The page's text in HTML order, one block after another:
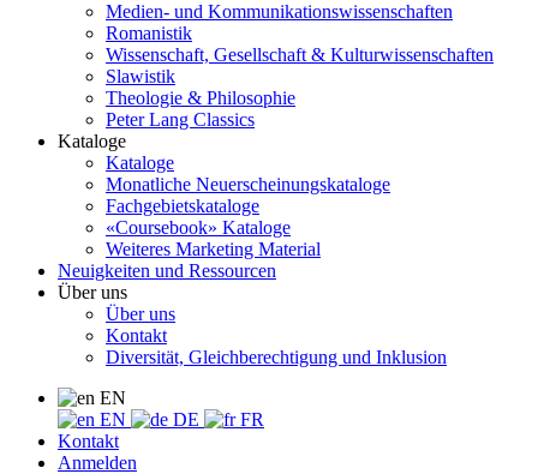
Medien- und Kommunikationswissenschaften
Romanistik
Wissenschaft, Gesellschaft & Kulturwissenschaften
Slawistik
Theologie & Philosophie
Peter Lang Classics
Kataloge
Kataloge
Monatliche Neuerscheinungskataloge
Fachgebietskataloge
«Coursebook» Kataloge
Weiteres Marketing Material
Neuigkeiten und Ressourcen
Über uns
Über uns
Kontakt
Diversität, Gleichberechtigung und Inklusion
EN
EN
DE
FR
Kontakt
Anmelden